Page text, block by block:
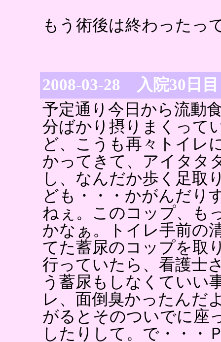
もう術後は終わったっ
2008-03-28 入院30日目
予定通り今日から流動
分ばかり摂りまくって
ど、こうも再々トイレ
かってきて、アイタタ
し、なんだか歩く足取
ども・・・かがんだり
ねぇ。このコップ、も
かなぁ。トイレ手前の
てた蓄尿のコップを取
行っていたら、看護士
う蓄尿もしなくていい
レ、面倒臭かったんだ
がるとそのついでに座
したりして。で・・・